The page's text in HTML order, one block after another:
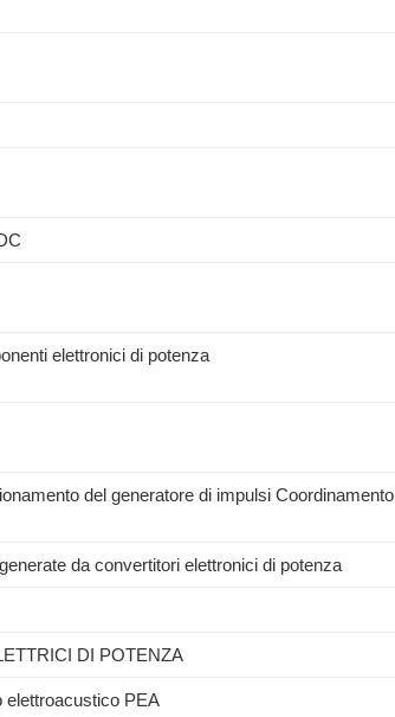
elettronici di potenza
del generatore di impulsi Coordinamento
da convertitori elettronici di potenza
DI POTENZA
elettroacustico PEA